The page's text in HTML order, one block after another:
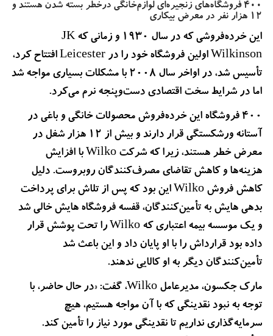
۴۰۰ فروشگاه‌های زنجیره‌ای لوازم‌خانگی درخطر بسته شدن هستند و
۱۲ هزار نفر در معرض بیکاری
این خرده‌فروشی که در سال ۱۹۳۰ و زمانی که JK
Wilkinson اولین فروشگاه خود را در Leicester افتتاح کرد،
تأسیس شد، در اواخر سال ۲۰۰۸ با مشکلات بسیاری مواجه شد
اما در شرایط سخت اقتصادی دست‌وپنجه نرم می‌کرد.
۴۰۰ فروشگاه این خرده‌فروش محصولات خانگی و باغی در
آستانه ورشکستگی قرار دارند و بیش از ۱۲ هزار شغل در
معرض خطر هستند، زیرا که شرکت Wilko با افزایش
هزینه‌ها و کاهش تقاضای مصرف‌کنندگان روبروست. دلیل
کاهش فروش Wilko این بود که پس از تلاش برای پرداخت
بدهی هایش به تأمین‌کنندگان، قفسه‌ فروشگاه هایش خالی شد
و یک موسسه بیمه‌ اعتباری که Wilko را تحت پوشش قرار
داده بود قرارداش را با او پایان داد و این باعث شد
تأمین‌کنندگان دیگر به او کالایی ندهند.
مارک جکسون، مدیرعامل Wilko، گفت: «در حال حاضر، با
توجه به نبود نقدینگی که با آن مواجه هستیم، هیچ
سرمایه‌گذاری نداریم تا نقدینگی مورد نیاز را تأمین کند.